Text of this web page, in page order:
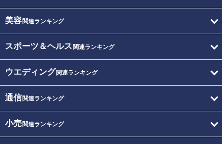
美容関連ランキング
スポーツ＆ヘルス 関連ランキング
ウエディング関連ランキング
通信関連ランキング
小売関連ランキング